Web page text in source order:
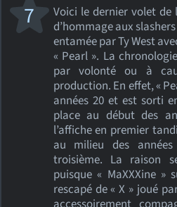
Voici le dernier volet
d’hommage aux
entamée par Ty West
« Pearl ». La
par volonté ou à
production. En effet, «
années 20 et est sorti
place au début des
l’affiche en premier
au milieu des
troisième. La raison
puisque « MaXXXine »
rescapé de « X » joué
7